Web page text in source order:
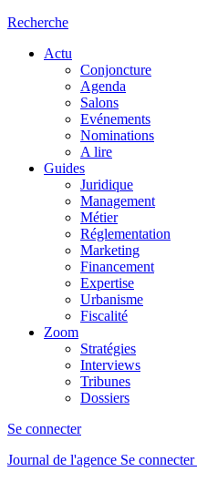
Recherche
Actu
Conjoncture
Agenda
Salons
Evénements
Nominations
A lire
Guides
Juridique
Management
Métier
Réglementation
Marketing
Financement
Expertise
Urbanisme
Fiscalité
Zoom
Stratégies
Interviews
Tribunes
Dossiers
Se connecter
Journal de l'agence Se connecter